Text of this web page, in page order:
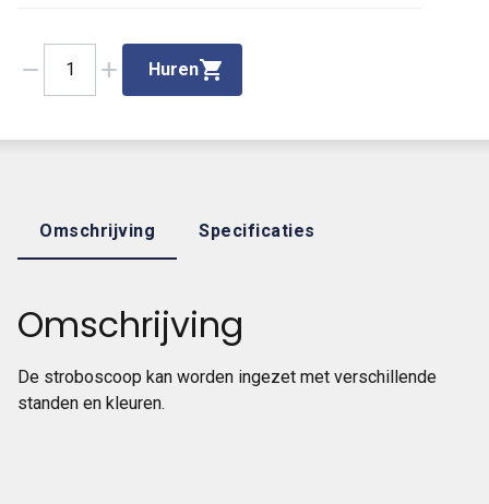
remove 1 add Huren
Omschrijving Specificaties
Omschrijving
De stroboscoop kan worden ingezet met verschillende
standen en kleuren.